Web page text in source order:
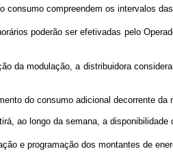
consumo compreendem os intervalos
poderão ser efetivadas pelo
da modulação, a distribuidora
do consumo adicional decorrente
longo da semana, a disponibilidade
e programação dos montantes de